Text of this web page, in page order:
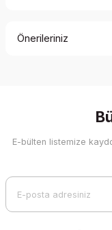
Önerileriniz
Görüş ve önerileriniz
Ürün resmi
E-bülten listemize